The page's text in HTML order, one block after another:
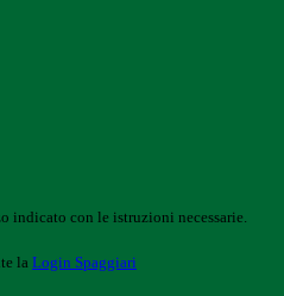
indicato con le istruzioni necessarie.
la Login Spaggiari